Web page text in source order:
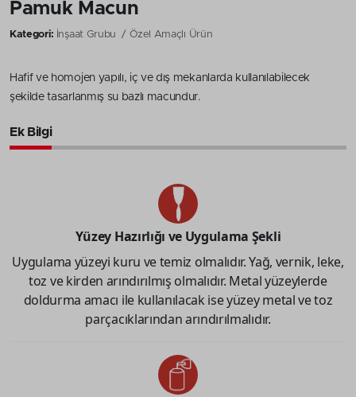
Pamuk Macun
Kategori: İnşaat Grubu Özel Amaçlı Ürün
Hafif ve homojen yapılı, iç ve dış mekanlarda kullanılabilecek
şekilde tasarlanmış su bazlı macundur.
Ek Bilgi
Yüzey Hazırlığı ve Uygulama Şekli
Uygulama yüzeyi kuru ve temiz olmalıdır. Yağ, vernik, leke,
toz ve kirden arındırılmış olmalıdır. Metal yüzeylerde
doldurma amacı ile kullanılacak ise yüzey metal ve toz
parçacıklarından arındırılmalıdır.